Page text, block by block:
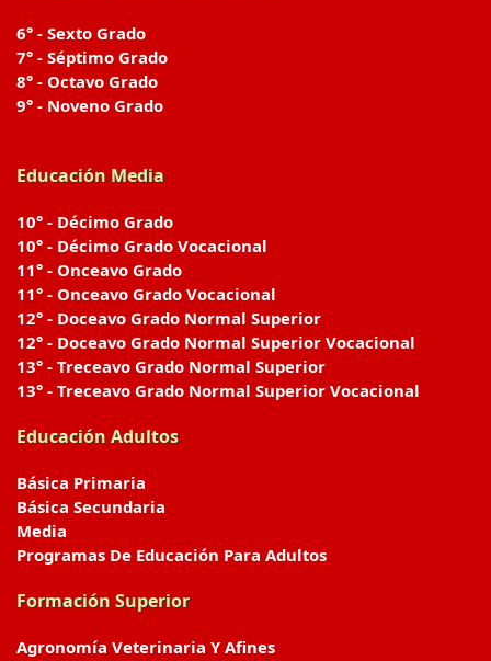
6° - Sexto Grado
7° - Séptimo Grado
8° - Octavo Grado
9° - Noveno Grado
Educación Media
10° - Décimo Grado
10° - Décimo Grado Vocacional
11° - Onceavo Grado
11° - Onceavo Grado Vocacional
12° - Doceavo Grado Normal Superior
12° - Doceavo Grado Normal Superior Vocacional
13° - Treceavo Grado Normal Superior
13° - Treceavo Grado Normal Superior Vocacional
Educación Adultos
Básica Primaria
Básica Secundaria
Media
Programas De Educación Para Adultos
Formación Superior
Agronomía Veterinaria Y Afines